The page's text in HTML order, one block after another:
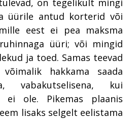
üürile antud korterid või
eest ei pea maksma
üüri; või mingid
ja toed. Samas teevad
hakkama saada
vabakutselisena, kui
ole. Pikemas plaanis
lisaks selgelt eelistama